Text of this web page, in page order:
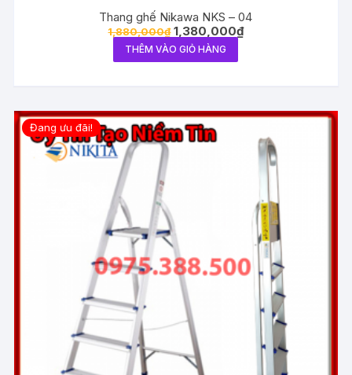
Thang ghế Nikawa NKS – 04
1,880,000₫ 1,380,000₫
THÊM VÀO GIỎ HÀNG
Đang ưu đãi!